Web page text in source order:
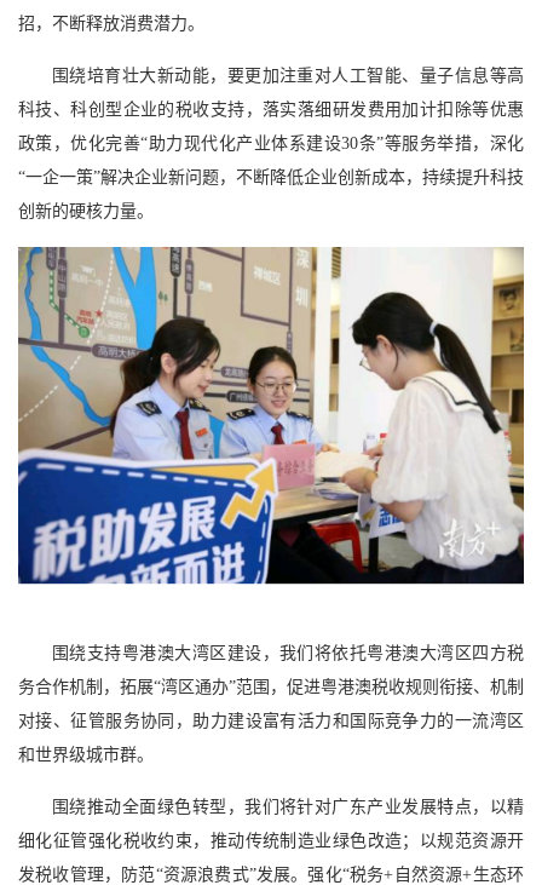
招，不断释放消费潜力。
围绕培育壮大新动能，要更加注重对人工智能、量子信息等高
科技、科创型企业的税收支持，落实落细研发费用加计扣除等优惠
政策，优化完善“助力现代化产业体系建设30条”等服务举措，深化
“一企一策”解决企业新问题，不断降低企业创新成本，持续提升科技
创新的硬核力量。
围绕支持粤港澳大湾区建设，我们将依托粤港澳大湾区四方税
务合作机制，拓展“湾区通办”范围，促进粤港澳税收规则衔接、机制
对接、征管服务协同，助力建设富有活力和国际竞争力的一流湾区
和世界级城市群。
围绕推动全面绿色转型，我们将针对广东产业发展特点，以精
细化征管强化税收约束，推动传统制造业绿色改造；以规范资源开
发税收管理，防范“资源浪费式”发展。强化“税务+自然资源+生态环